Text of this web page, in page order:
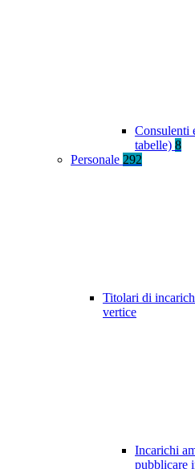
Consulenti
tabelle) 8
Personale 292
Titolari di
vertice
Incarichi
pubblicare